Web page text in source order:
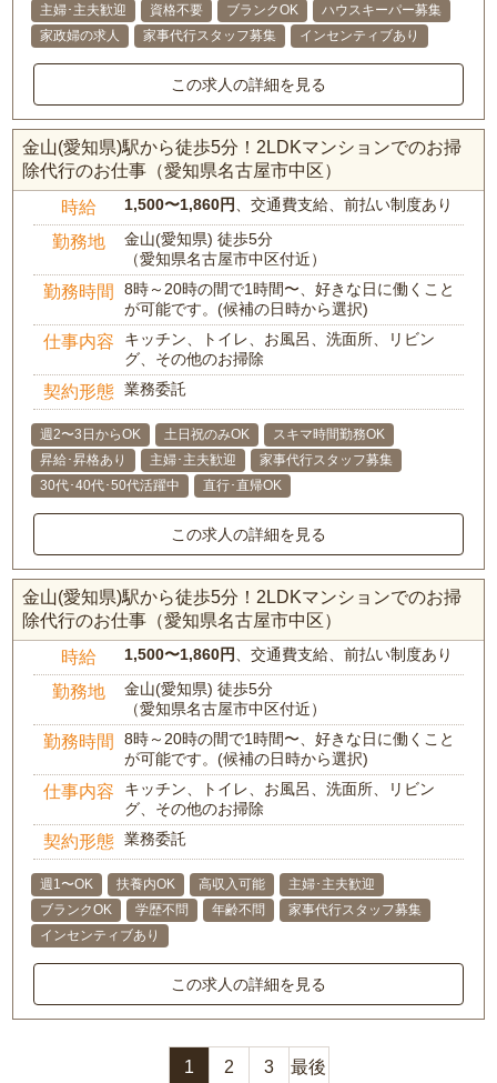
主婦･主夫歓迎
資格不要 ブランクOK
ハウスキーパー募集
家政婦の求人
家事代行スタッフ募集 インセンティブあり
この求人の詳細を見る
金山(愛知県)駅から徒歩5分！2LDKマンションでのお掃
除代行のお仕事（愛知県名古屋市中区）
時給 1,500〜1,860円 、交通費支給、前払い制度あり
勤務地
金山(愛知県) 徒歩5分
（愛知県名古屋市中区付近）
勤務時間
8時～20時の間で1時間〜、好きな日に働くこと
が可能です。(候補の日時から選択)
仕事内容
キッチン、トイレ、お風呂、洗面所、リビン
グ、その他のお掃除
契約形態 業務委託
週2〜3日からOK 土日祝のみOK
スキマ時間勤務OK
昇給･昇格あり
主婦･主夫歓迎
家事代行スタッフ募集
30代･40代･50代活躍中
直行･直帰OK
この求人の詳細を見る
金山(愛知県)駅から徒歩5分！2LDKマンションでのお掃
除代行のお仕事（愛知県名古屋市中区）
時給 1,500〜1,860円 、交通費支給、前払い制度あり
勤務地
金山(愛知県) 徒歩5分
（愛知県名古屋市中区付近）
勤務時間
8時～20時の間で1時間〜、好きな日に働くこと
が可能です。(候補の日時から選択)
仕事内容
キッチン、トイレ、お風呂、洗面所、リビン
グ、その他のお掃除
契約形態 業務委託
週1〜OK 扶養内OK 高収入可能
主婦･主夫歓迎
ブランクOK
学歴不問 年齢不問
家事代行スタッフ募集
インセンティブあり
この求人の詳細を見る
1 2 3 最後